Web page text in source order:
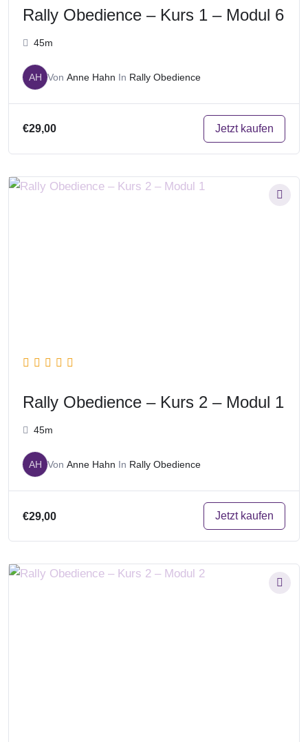
Rally Obedience – Kurs 1 – Modul 6
45m
AH Von Anne Hahn In Rally Obedience
€29,00 Jetzt kaufen
Rally Obedience – Kurs 2 – Modul 1
45m
AH Von Anne Hahn In Rally Obedience
€29,00 Jetzt kaufen